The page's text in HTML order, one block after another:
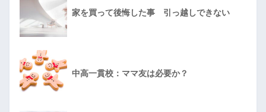
家を買って後悔した事 引っ越しできない
中高一貫校：ママ友は必要か？